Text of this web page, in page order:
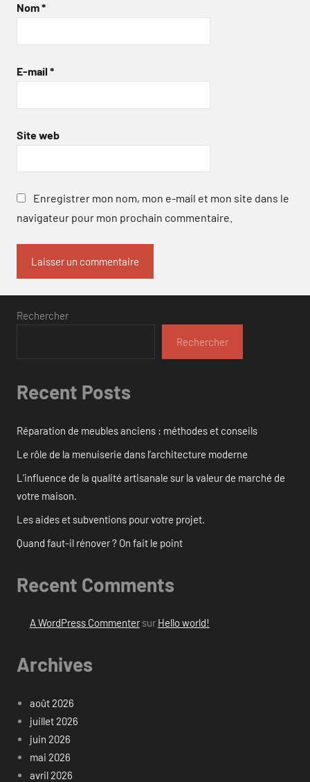
Nom*
E-mail *
Site web
Enregistrer mon nom, mon e-mail et mon site dans le
navigateur pour mon prochain commentaire.
Rechercher
Rechercher
Recent Posts
Réparation de meubles anciens : méthodes et conseils
Le rôle de la menuiserie dans l’architecture moderne
L’influence de la qualité artisanale sur la valeur de marché de
votre maison.
Les aides et subventions pour votre projet.
Quand faut-il rénover ? On fait le point
Recent Comments
A WordPress Commentersur Hello world!
Archives
août 2026
juillet 2026
juin 2026
mai 2026
avril 2026